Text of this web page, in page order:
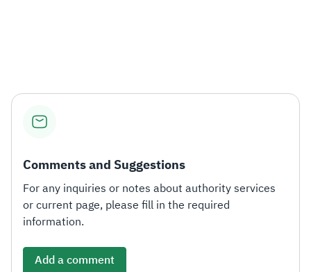
Comments and Suggestions
For any inquiries or notes about authority services
or current page, please fill in the required
information.
Add a comment